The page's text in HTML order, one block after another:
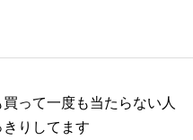
買って一度も当たらない人
りしてます